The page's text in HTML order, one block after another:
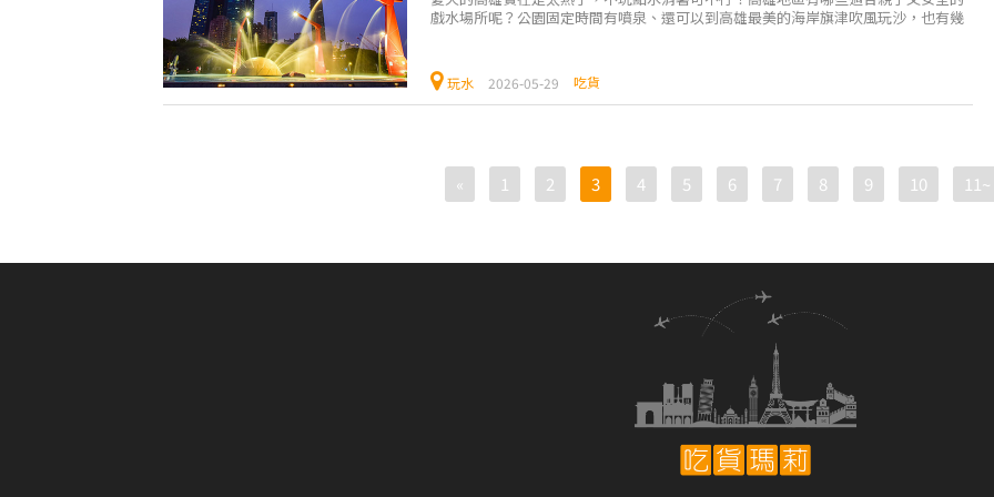
戲水場所呢？公園固定時間有噴泉、還可以到高雄最美的海岸旗津吹風玩沙，也有幾
玩水 2026-05-29 吃貨
« 1 2 3 4 5 6 7 8 9 10 11~